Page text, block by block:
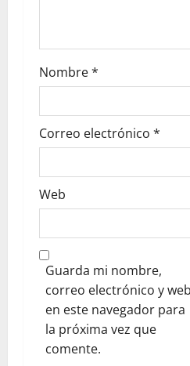
r
a
d
a
s
Nombre*
Correo electrónico *
Web
Guarda mi nombre,
correo electrónico y web
en este navegador para
la próxima vez que
comente.